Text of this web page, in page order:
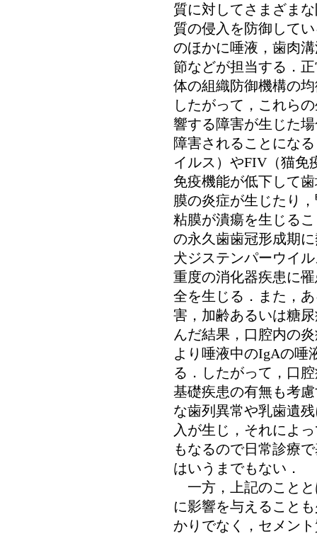
質に対してさまざま
質の侵入を防御して
のほかに唾液，歯肉
節などが担当する．
体の組織防御機構の
したがって，これら
響する障害が生じた
障害されることにな
イルス）やFIV（猫免
免疫機能が低下して
膜の炎症が生じたり
粘膜が潰瘍を生じる
の永久歯歯冠形成期
犬ジステンパーウイ
重度の消化器疾患に
全を生じる．また，
害，加齢あるいは糖
んだ結果，口腔内の
より唾液中のIgAの唾
る．したがって，口
基礎疾患の有無も考
な歯列異常や乳歯遺
入が生じ，それによ
もなるので日常診療
はいうまでもない．
一方，上記のことと
に影響を与えること
かりでなく，セメン